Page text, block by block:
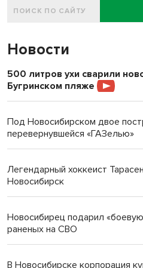
Новости
500 литров ухи сварили
Бугринском пляже
Под Новосибирском двое
перевернувшейся «ГАЗелью»
Легендарный хоккеист
Новосибирск
Новосибирец подарил
раненых на СВО
В Новосибирске корпорация